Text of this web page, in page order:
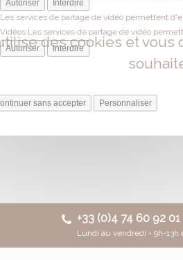
Autoriser
Interdire
Les services de partage de vidéo permettent
Vidéos Les services de partage de vidéo
Autoriser
Interdire
des cookies et
sans accepter Personnaliser
+33 (0)4 74 60 92 01
Lundi au vendredi - 9h-13h